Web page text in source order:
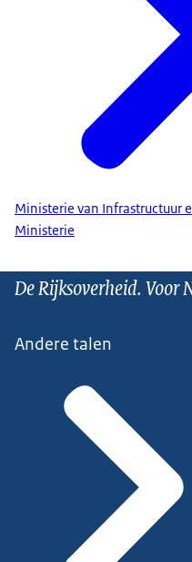
Ministerie van Infrastructuur
Ministerie
De Rijksoverheid. Voor
Andere talen